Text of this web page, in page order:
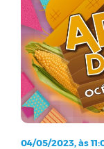
04/05/2023, às